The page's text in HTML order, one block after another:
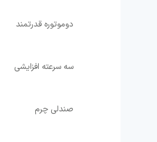
⁩دوموتوره قدرتمند ⁦
⁩سه سرعته افزایشی ⁦
⁩صندلی چرم ⁦